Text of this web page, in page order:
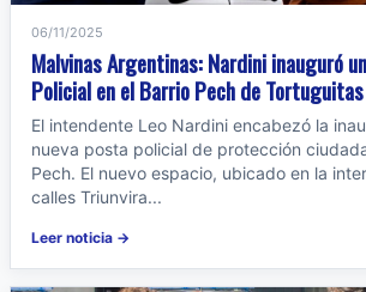
06/11/2025
Malvinas Argentinas: Nardini inauguró
Policial en el Barrio Pech de Tortuguitas
El intendente Leo Nardini encabezó la
nueva posta policial de protección
Pech. El nuevo espacio, ubicado en la
calles Triunvira...
Leer noticia →